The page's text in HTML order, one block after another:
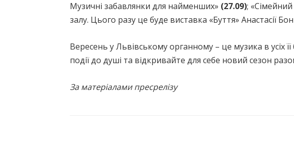
Музичні забавлянки для найменших» (27.09);
залу. Цього разу це буде виставка «Буття» Анастасії
Вересень у Львівському органному – це музика в усіх
події до душі та відкривайте для себе новий сезон
За матеріалами пресрелізу